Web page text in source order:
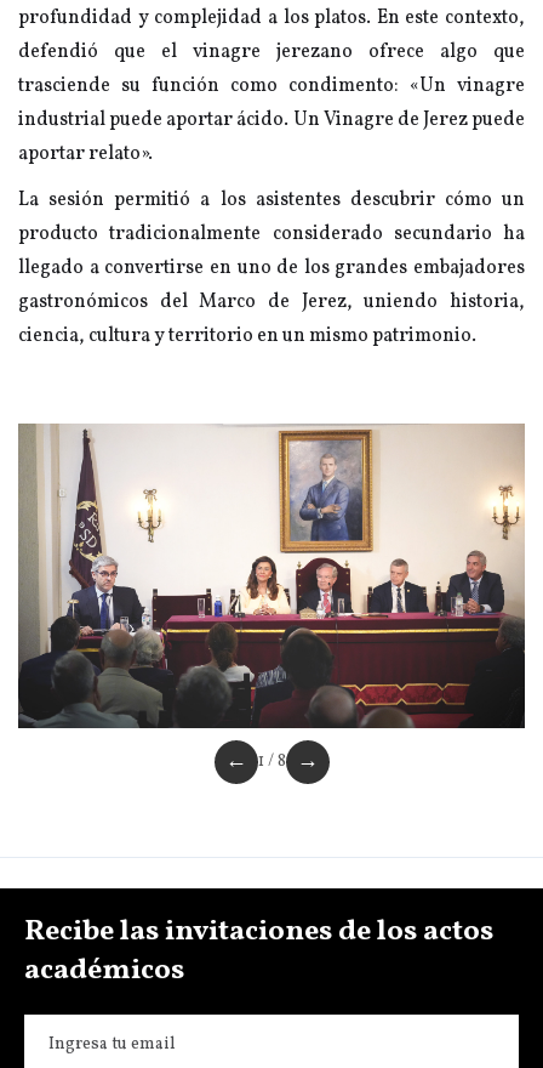
profundidad y complejidad a los platos. En este contexto,
defendió que el vinagre jerezano ofrece algo que
trasciende su función como condimento: «Un vinagre
industrial puede aportar ácido. Un Vinagre de Jerez puede
aportar relato».
La sesión permitió a los asistentes descubrir cómo un
producto tradicionalmente considerado secundario ha
llegado a convertirse en uno de los grandes embajadores
gastronómicos del Marco de Jerez, uniendo historia,
ciencia, cultura y territorio en un mismo patrimonio.
← 1 / 8 →
Recibe las invitaciones de los actos
académicos